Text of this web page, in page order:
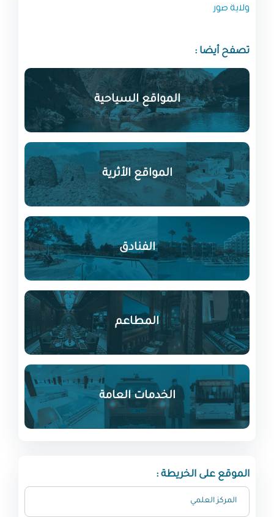
ولاية صور
تصفح أيضا :
المواقع السياحية
المواقع الأثرية
الفنادق
المطاعم
الخدمات العامة
الموقع على الخريطة :